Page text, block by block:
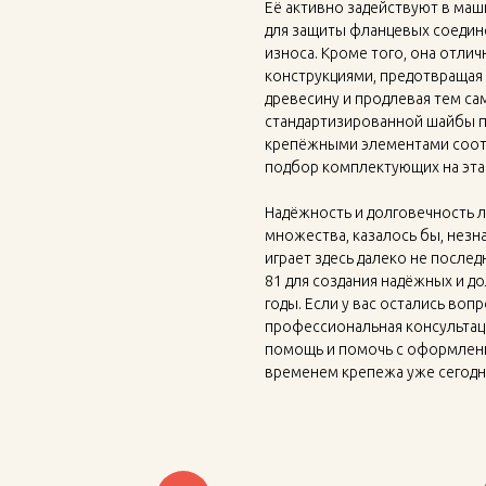
Её активно задействуют в
для защиты фланцевых
износа. Кроме того, она
конструкциями,
древесину и продлевая тем
стандартизированной шайбы
крепёжными элементами
подбор комплектующих на
Надёжность и долговечность
множества, казалось бы,
играет здесь далеко не
81 для создания надёжных и
годы. Если у вас остались
профессиональная
помощь и помочь с
временем крепежа уже